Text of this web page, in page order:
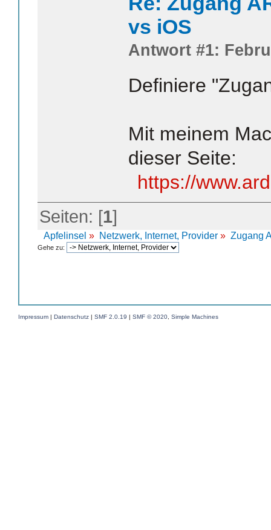
vs iOS
Antwort #1:
Definiere
Mit meinem
dieser Seite:
https://
Seiten: [1]
Apfelinsel » Netzwerk, Internet, Provider » Zugang
Gehe zu:
Impressum | Datenschutz | SMF 2.0.19 | SMF © 2020 Simple Machines